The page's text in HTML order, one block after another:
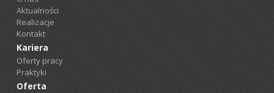
Aktualności
Realizacje
Kontakt
Kariera
Oferty pracy
Praktyki
Oferta